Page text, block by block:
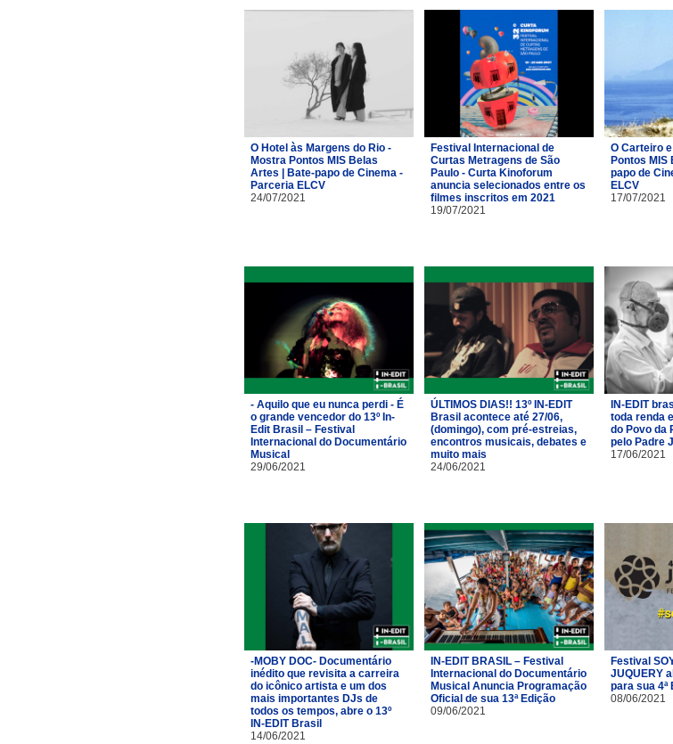
O Hotel às Margens do Rio -
Mostra Pontos MIS Belas
Artes | Bate-papo de Cinema -
Parceria ELCV
24/07/2021
Festival Internacional de
Curtas Metragens de São
Paulo - Curta Kinoforum
anuncia selecionados entre os
filmes inscritos em 2021
19/07/2021
O Carteiro
Pontos MIS
papo de
ELCV
17/07/2021
- Aquilo que eu nunca perdi - É
o grande vencedor do 13º In-
Edit Brasil – Festival
Internacional do Documentário
Musical
29/06/2021
ÚLTIMOS DIAS!! 13º IN-EDIT
Brasil acontece até 27/06,
(domingo), com pré-estreias,
encontros musicais, debates e
muito mais
24/06/2021
IN-EDIT
toda renda
do Povo da
pelo Padre
17/06/2021
-MOBY DOC- Documentário
inédito que revisita a carreira
do icônico artista e um dos
mais importantes DJs de
todos os tempos, abre o 13º
IN-EDIT Brasil
14/06/2021
IN-EDIT BRASIL – Festival
Internacional do Documentário
Musical Anuncia Programação
Oficial de sua 13ª Edição
09/06/2021
Festival
JUQUERY
para sua 4ª
08/06/2021